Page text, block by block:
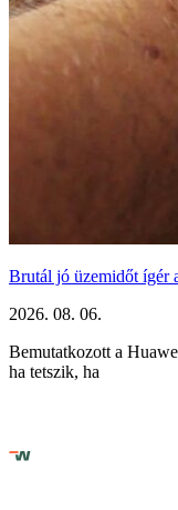
Brutál jó üzemidőt ígér
2026. 08. 06.
Bemutatkozott a
ha tetszik, ha